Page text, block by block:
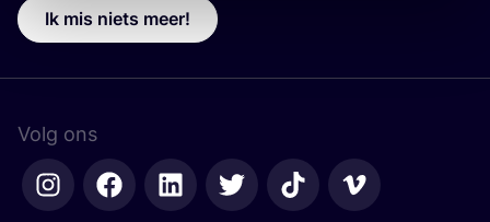
Ik mis niets meer!
Volg ons